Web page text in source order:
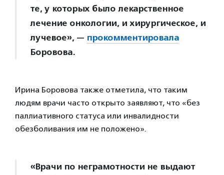
те, у которых было лекарственное
лечение онкологии, и хирургическое, и
лучевое», — прокомментировала
Боровова.
Ирина Боровова также отметила, что таким
людям врачи часто открыто заявляют, что «без
паллиативного статуса или инвалидности
обезболивания им не положено».
«Врачи по неграмотности не выдают